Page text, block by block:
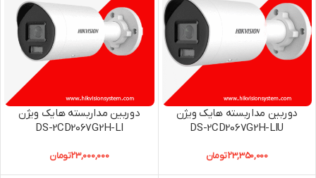
دوربین مداربسته هایک ویژن
DS-2CD2067G2H-LIU
23,350,000تومان
دوربین مداربسته هایک ویژن
DS-2CD2067G2H-LI
23,000,000تومان